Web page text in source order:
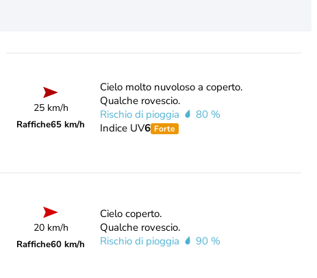
25 km/h
Raffiche65 km/h
Cielo molto nuvoloso a coperto.
Qualche rovescio.
Rischio di pioggia
80 %
Indice UV6 Forte
20 km/h
Raffiche60 km/h
Cielo coperto.
Qualche rovescio.
Rischio di pioggia
90 %